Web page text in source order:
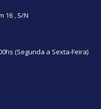
16 , S/N
(Segunda a Sexta-Feira)